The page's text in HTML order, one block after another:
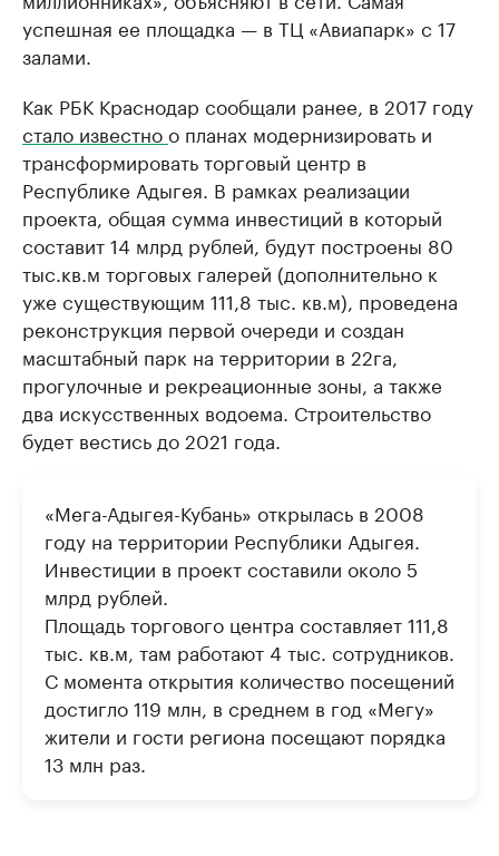
успешная ее площадка — в ТЦ «Авиапарк» с 17
залами.
Как РБК Краснодар сообщали ранее, в 2017 году
стало известноо планах модернизировать и
трансформировать торговый центр в
Республике Адыгея. В рамках реализации
проекта, общая сумма инвестиций в который
составит 14 млрд рублей, будут построены 80
тыс.кв.м торговых галерей (дополнительно к
уже существующим 111,8 тыс. кв.м), проведена
реконструкция первой очереди и создан
масштабный парк на территории в 22га,
прогулочные и рекреационные зоны, а также
два искусственных водоема. Строительство
будет вестись до 2021 года.
«Мега-Адыгея-Кубань» открылась в 2008
году на территории Республики Адыгея.
Инвестиции в проект составили около 5
млрд рублей.
Площадь торгового центра составляет 111,8
тыс. кв.м, там работают 4 тыс. сотрудников.
С момента открытия количество посещений
достигло 119 млн, в среднем в год «Мегу»
жители и гости региона посещают порядка
13 млн раз.